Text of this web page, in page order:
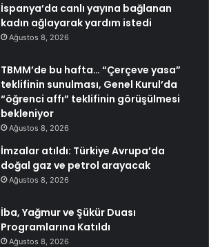
İspanya’da canlı yayına bağlanan
kadın ağlayarak yardım istedi
Ağustos 8, 2026
TBMM’de bu hafta… “Çerçeve yasa”
teklifinin sunulması, Genel Kurul’da
“öğrenci affı” teklifinin görüşülmesi
bekleniyor
Ağustos 8, 2026
İmzalar atıldı: Türkiye Avrupa’da
doğal gaz ve petrol arayacak
Ağustos 8, 2026
İba, Yağmur ve Şükür Duası
Programlarına Katıldı
Ağustos 8, 2026